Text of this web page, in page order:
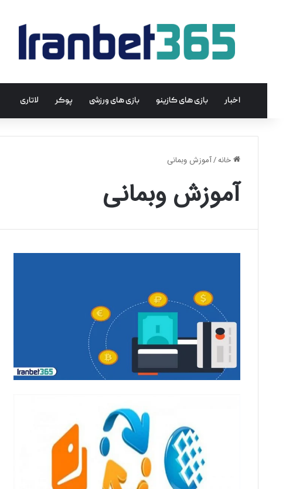
اخبار بازی های کازینو بازی های ورزشی پوکر لاتاری
خانه/آموزش وبمانی
آموزش وبمانی